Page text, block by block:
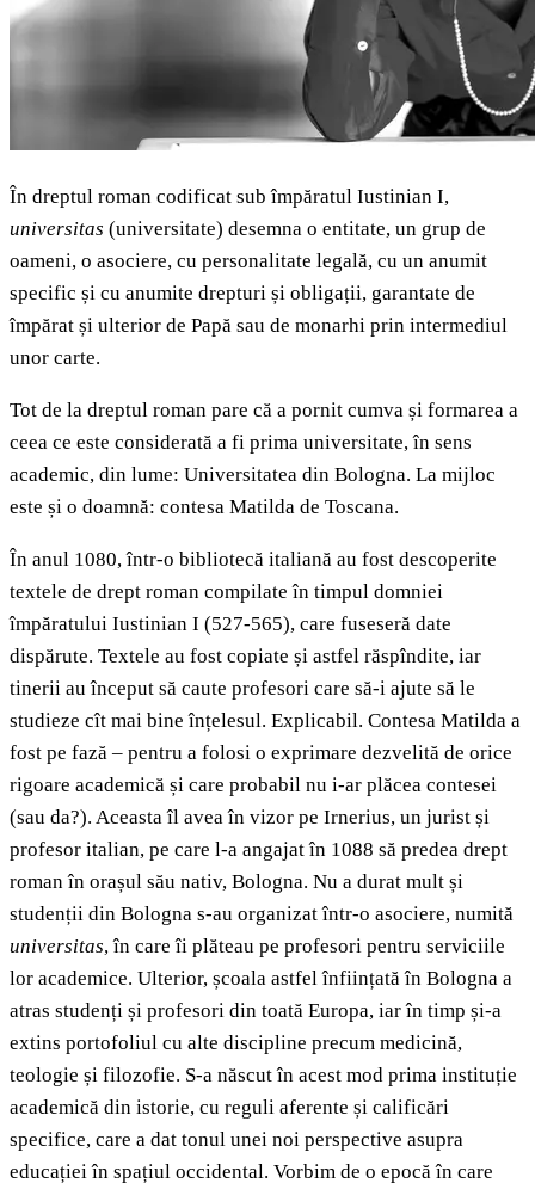
În dreptul roman codificat sub împăratul Iustinian I,
universitas (universitate) desemna o entitate, un grup de
oameni, o asociere, cu personalitate legală, cu un anumit
specific și cu anumite drepturi și obligații, garantate de
împărat și ulterior de Papă sau de monarhi prin intermediul
unor carte.
Tot de la dreptul roman pare că a pornit cumva și formarea a
ceea ce este considerată a fi prima universitate, în sens
academic, din lume: Universitatea din Bologna. La mijloc
este și o doamnă: contesa Matilda de Toscana.
În anul 1080, într-o bibliotecă italiană au fost descoperite
textele de drept roman compilate în timpul domniei
împăratului Iustinian I (527-565), care fuseseră date
dispărute. Textele au fost copiate și astfel răspîndite, iar
tinerii au început să caute profesori care să-i ajute să le
studieze cît mai bine înțelesul. Explicabil. Contesa Matilda a
fost pe fază – pentru a folosi o exprimare dezvelită de orice
rigoare academică și care probabil nu i-ar plăcea contesei
(sau da?). Aceasta îl avea în vizor pe Irnerius, un jurist și
profesor italian, pe care l-a angajat în 1088 să predea drept
roman în orașul său nativ, Bologna. Nu a durat mult și
studenții din Bologna s-au organizat într-o asociere, numită
universitas, în care îi plăteau pe profesori pentru serviciile
lor academice. Ulterior, școala astfel înființată în Bologna a
atras studenți și profesori din toată Europa, iar în timp și-a
extins portofoliul cu alte discipline precum medicină,
teologie și filozofie. S-a născut în acest mod prima instituție
academică din istorie, cu reguli aferente și calificări
specifice, care a dat tonul unei noi perspective asupra
educației în spațiul occidental. Vorbim de o epocă în care